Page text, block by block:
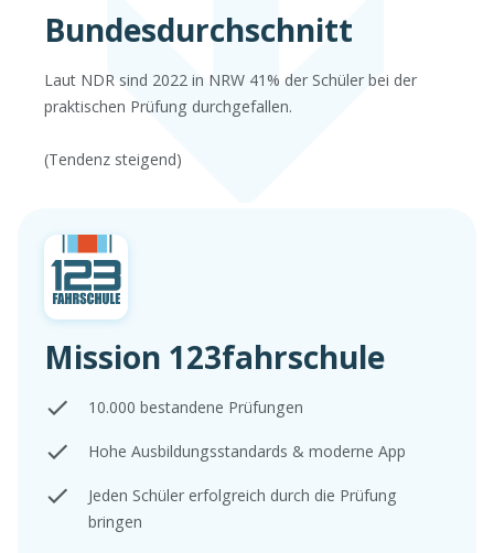
Bundesdurchschnitt
Laut NDR sind 2022 in NRW 41% der Schüler bei der
praktischen Prüfung durchgefallen.
(Tendenz steigend)
Mission 123fahrschule
10.000 bestandene Prüfungen
Hohe Ausbildungsstandards & moderne App
Jeden Schüler erfolgreich durch die Prüfung
bringen